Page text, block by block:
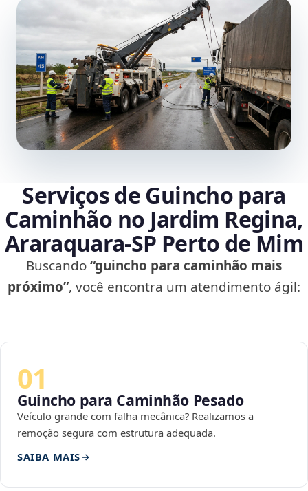
Serviços de Guincho para
Caminhão no Jardim Regina,
Araraquara‑SP Perto de Mim
Buscando“guincho para caminhão mais
próximo”, você encontra um atendimento ágil:
01
Guincho para Caminhão Pesado
Veículo grande com falha mecânica? Realizamos a
remoção segura com estrutura adequada.
SAIBA MAIS